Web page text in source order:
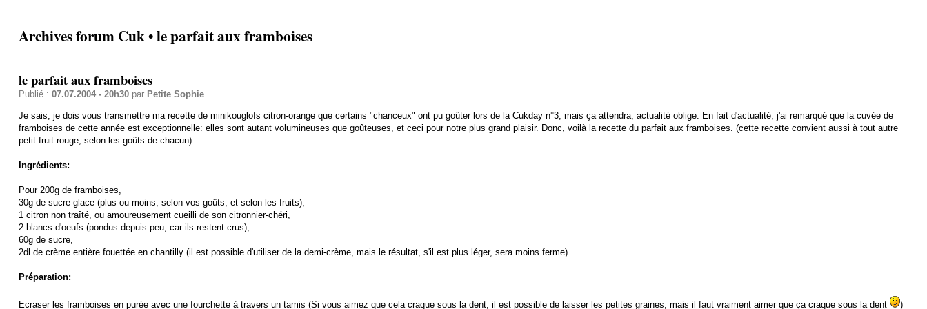
Archives forum Cuk • le parfait aux framboises
le parfait aux framboises
Publié : 07.07.2004 - 20h30par Petite Sophie
Je sais, je dois vous transmettre ma recette de minikouglofs citron-orange que certains "chanceux" ont pu goûter lors de la Cukday n°3, mais ça attendra, actualité oblige. En fait d'actualité, j'ai remarqué que la cuvée de
framboises de cette année est exceptionnelle: elles sont autant volumineuses que goûteuses, et ceci pour notre plus grand plaisir. Donc, voilà la recette du parfait aux framboises. (cette recette convient aussi à tout autre
petit fruit rouge, selon les goûts de chacun).
Ingrédients:
Pour 200g de framboises,
30g de sucre glace (plus ou moins, selon vos goûts, et selon les fruits),
1 citron non traîté, ou amoureusement cueilli de son citronnier-chéri,
2 blancs d'oeufs (pondus depuis peu, car ils restent crus),
60g de sucre,
2dl de crème entière fouettée en chantilly (il est possible d'utiliser de la demi-crème, mais le résultat, s'il est plus léger, sera moins ferme).
Préparation:
Ecraser les framboises en purée avec une fourchette à travers un tamis (Si vous aimez que cela craque sous la dent, il est possible de laisser les petites graines, mais il faut vraiment aimer que ça craque sous la dent )